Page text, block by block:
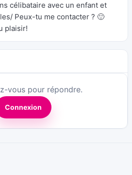
célibataire avec un enfant et
Peux-tu me contacter ? 🙂
plaisir!
vous pour répondre.
Connexion